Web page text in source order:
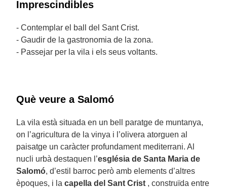
Imprescindibles
- Contemplar el ball del Sant Crist.
- Gaudir de la gastronomia de la zona.
- Passejar per la vila i els seus voltants.
Què veure a Salomó
La vila està situada en un bell paratge de muntanya,
on l’agricultura de la vinya i l’olivera atorguen al
paisatge un caràcter profundament mediterrani. Al
nucli urbà destaquen l’església de Santa Maria de
Salomó, d’estil barroc però amb elements d’altres
èpoques, i la capella del Sant Crist , construïda entre